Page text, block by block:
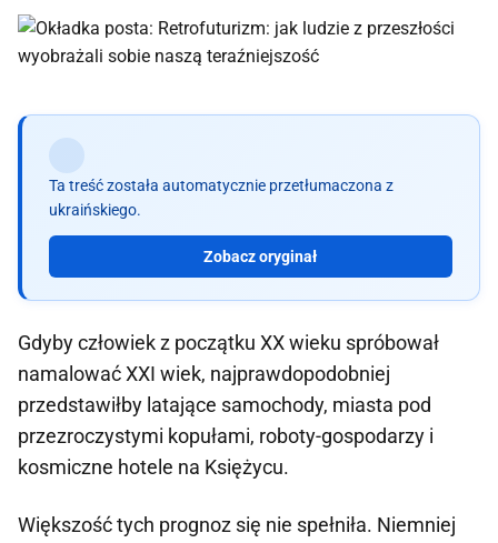
Ta treść została automatycznie przetłumaczona z
ukraińskiego.
Zobacz oryginał
Gdyby człowiek z początku XX wieku spróbował
namalować XXI wiek, najprawdopodobniej
przedstawiłby latające samochody, miasta pod
przezroczystymi kopułami, roboty-gospodarzy i
kosmiczne hotele na Księżycu.
Większość tych prognoz się nie spełniła. Niemniej